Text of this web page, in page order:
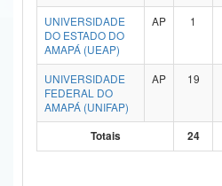
Banco Central do Brasil
Planalto
UNIVERSIDADE
DO ESTADO DO
AMAPÁ (UEAP)
AP 1
UNIVERSIDADE
FEDERAL DO
AMAPÁ (UNIFAP)
AP 19
Totais 24